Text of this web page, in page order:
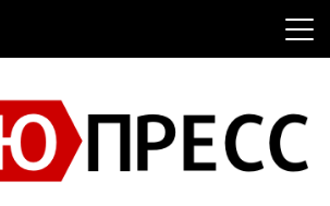
газеты "Брюховецкие новости"